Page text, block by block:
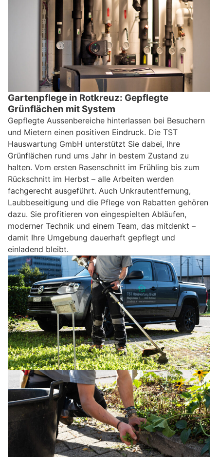
Gartenpflege in Rotkreuz: Gepflegte
Grünflächen mit System
Gepflegte Aussenbereiche hinterlassen bei Besuchern
und Mietern einen positiven Eindruck. Die TST
Hauswartung GmbH unterstützt Sie dabei, Ihre
Grünflächen rund ums Jahr in bestem Zustand zu
halten. Vom ersten Rasenschnitt im Frühling bis zum
Rückschnitt im Herbst – alle Arbeiten werden
fachgerecht ausgeführt. Auch Unkrautentfernung,
Laubbeseitigung und die Pflege von Rabatten gehören
dazu. Sie profitieren von eingespielten Abläufen,
moderner Technik und einem Team, das mitdenkt –
damit Ihre Umgebung dauerhaft gepflegt und
einladend bleibt.